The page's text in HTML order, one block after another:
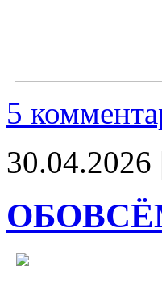
5
30.04.2026